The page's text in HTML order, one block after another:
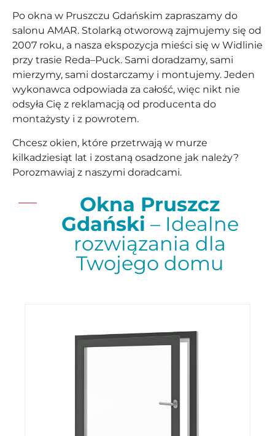
Po okna w Pruszczu Gdańskim zapraszamy do
salonu AMAR. Stolarką otworową zajmujemy się od
2007 roku, a nasza ekspozycja mieści się w Widlinie
przy trasie Reda–Puck. Sami doradzamy, sami
mierzymy, sami dostarczamy i montujemy. Jeden
wykonawca odpowiada za całość, więc nikt nie
odsyła Cię z reklamacją od producenta do
montażysty i z powrotem.
Chcesz okien, które przetrwają w murze
kilkadziesiąt lat i zostaną osadzone jak należy?
Porozmawiaj z naszymi doradcami.
Okna Pruszcz
Gdański – Idealne
rozwiązania dla
Twojego domu